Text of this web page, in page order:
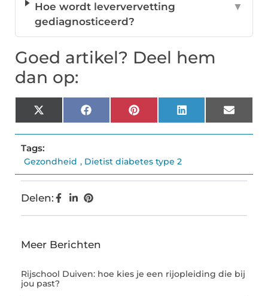
Hoe wordt leververvetting
gediagnosticeerd?
▼
Goed artikel? Deel hem
dan op:
X
(Twitter)
FacebookPinterestLinkedInEmail
Tags:
Gezondheid , Dietist diabetes type 2
Delen:
Meer Berichten
Rijschool Duiven: hoe kies je een rijopleiding die bij
jou past?